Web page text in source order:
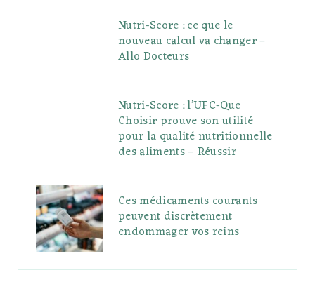
Nutri-Score : ce que le
nouveau calcul va changer –
Allo Docteurs
Nutri-Score : l’UFC-Que
Choisir prouve son utilité
pour la qualité nutritionnelle
des aliments – Réussir
Ces médicaments courants
peuvent discrètement
endommager vos reins